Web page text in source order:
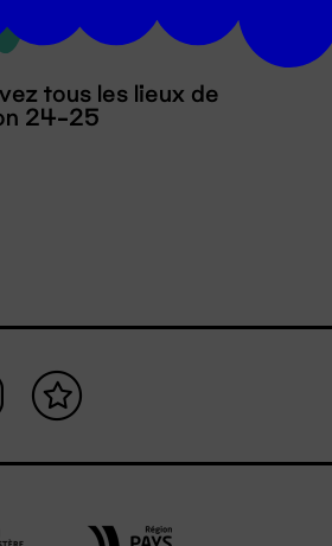
tous les lieux de
24-25